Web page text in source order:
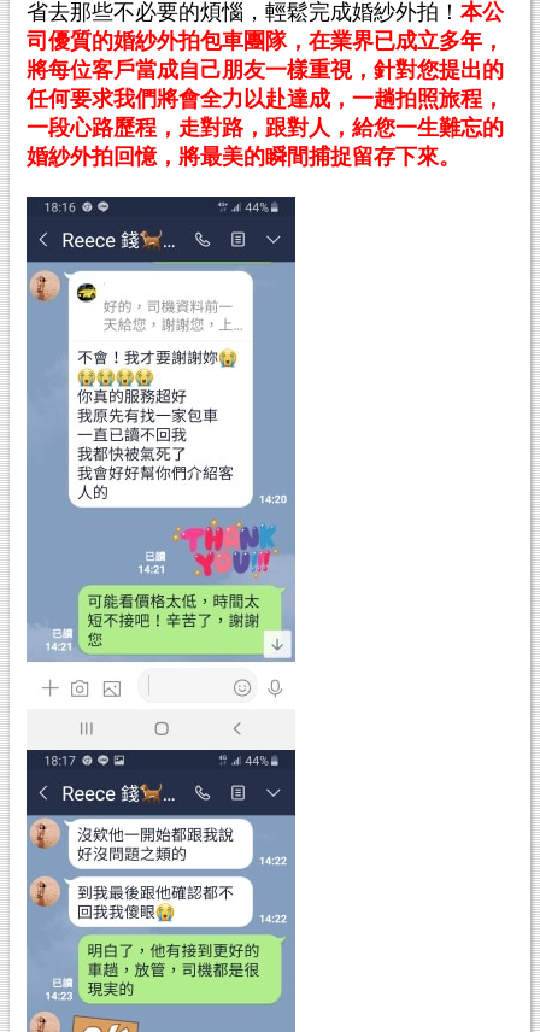
省去那些不必要的煩惱，輕鬆完成婚紗外拍！ 本公
司優質的婚紗外拍包車團隊，在業界已成立多年，
將每位客戶當成自己朋友一樣重視，針對您提出的
任何要求我們將會全力以赴達成，一趟拍照旅程，
一段心路歷程，走對路，跟對人，給您一生難忘的
婚紗外拍回憶，將最美的瞬間捕捉留存下來。